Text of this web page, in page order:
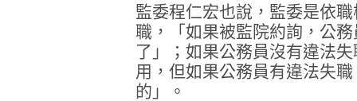
監委程仁宏也說，監委是依
職，「如果被監院約詢，公
了」；如果公務員沒有違法
用，但如果公務員有違法失
的」。